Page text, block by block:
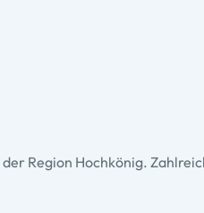
Region Hochkönig.